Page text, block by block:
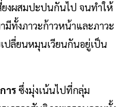
ยงผสมปะปนกันไป จนทำให้
ทั้งภาวะก้าวหน้าและภาวะ
ปลี่ยนหมุนเวียนกันอยู่เป็น
ารซึ่งมุ่งเน้นไปที่กลุ่ม